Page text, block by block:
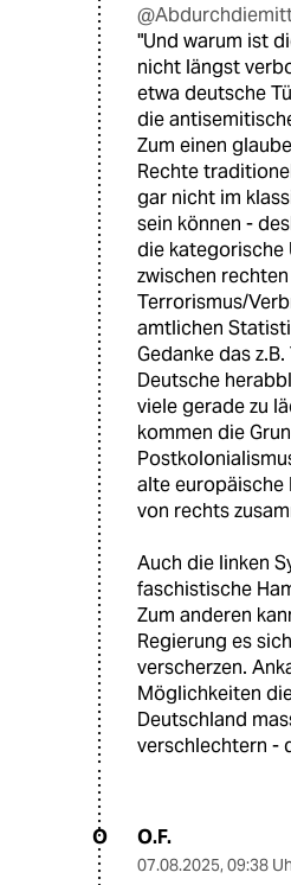
"Und warum ist
nicht längst
etwa deutsche
die
Zum einen
Rechte
gar nicht im
sein können -
die kategorische
zwischen
Terrorismus/
amtlichen
Gedanke das
Deutsche
viele gerade zu
kommen die
alte europäische
von rechts
Auch die linken
faschistische
Zum anderen
Regierung es
verscherzen.
Möglichkeiten
Deutschland
verschlechtern -
O O.F.
07.08.2025, 09:38